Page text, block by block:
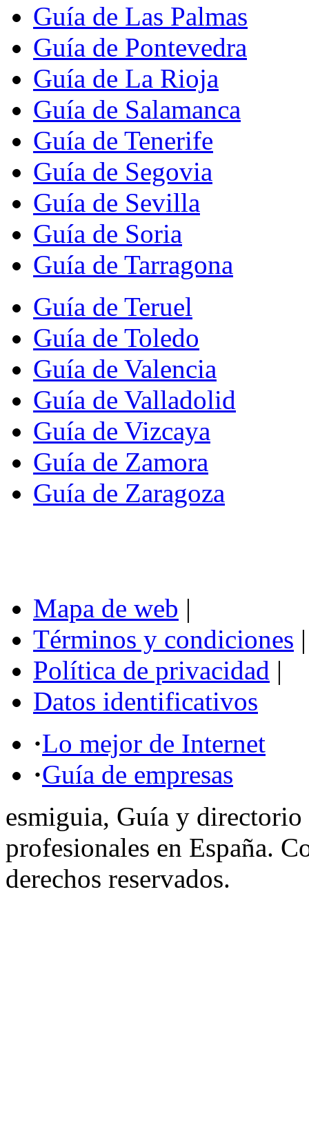
Guía de Las Palmas
Guía de Pontevedra
Guía de La Rioja
Guía de Salamanca
Guía de Tenerife
Guía de Segovia
Guía de Sevilla
Guía de Soria
Guía de Tarragona
Guía de Teruel
Guía de Toledo
Guía de Valencia
Guía de Valladolid
Guía de Vizcaya
Guía de Zamora
Guía de Zaragoza
Mapa de web |
Términos y condiciones |
Política de privacidad |
Datos identificativos
·Lo mejor de Internet
·Guía de empresas
esmiguia, Guía y directorio
profesionales en España.
derechos reservados.